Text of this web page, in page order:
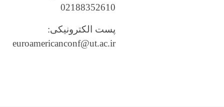
02188352610
پست الکترونیکی:
euroamericanconf@ut.ac.ir